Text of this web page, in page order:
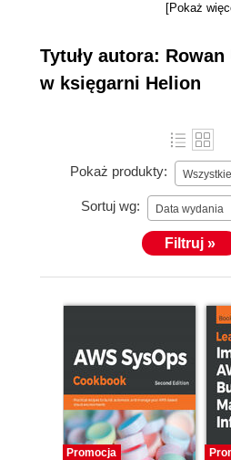
[Pokaż
Tytuły autora:
w księgarni Helion
Pokaż produkty: Wszystkie
Sortuj wg: Data wydania
Filtruj »
Promocja